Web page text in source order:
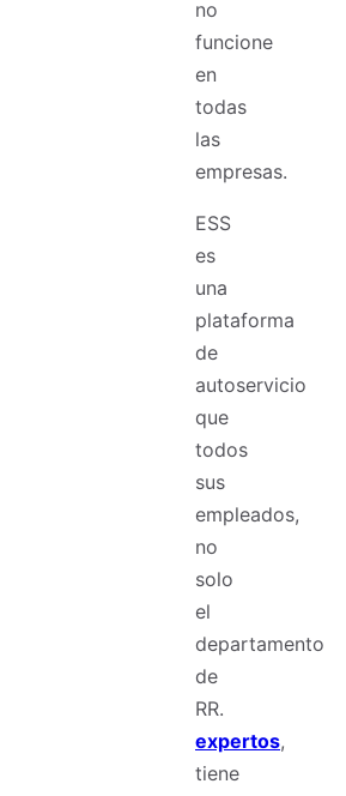
no
funcione
en
todas
las
empresas.
ESS
es
una
plataforma
de
autoservicio
que
todos
sus
empleados,
no
solo
el
departamento
de
RR.
expertos,
tiene